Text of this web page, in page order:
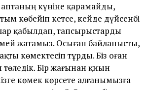
күніне қарамайды,
көбейіп кетсе, кейде дүйсенбі
қабылдап, тапсырыстарды
жатамыз. Осыған байланысты,
көмектесіп тұрды. Біз оған
төледік. Бір жағынан қиын
көмек көрсете алғанымызға